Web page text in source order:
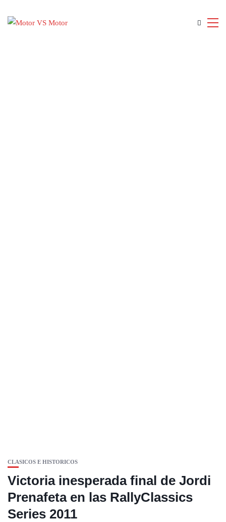
CLASICOS E HISTORICOS
Victoria inesperada final de Jordi
Prenafeta en las RallyClassics
Series 2011